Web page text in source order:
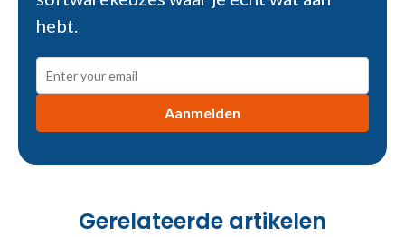
hebt.
Gerelateerde artikelen